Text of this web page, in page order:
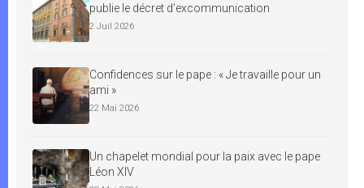
publie le décret d’excommunication
2 Juil 2026
Confidences sur le pape : « Je travaille pour un
ami »
22 Mai 2026
Un chapelet mondial pour la paix avec le pape
Léon XIV